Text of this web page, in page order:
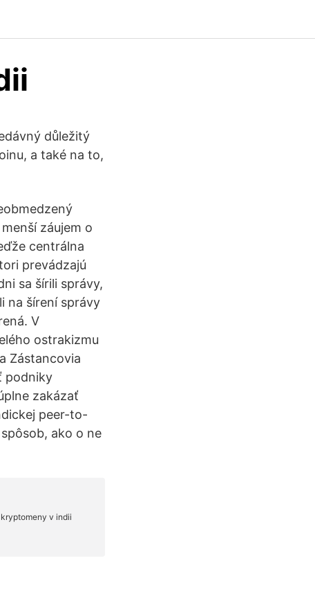
důležitý
a také na to,
záujem o
centrálna
prevádzajú
sa šírili správy,
na šírení správy
V
ostrakizmu
Zástancovia
podniky
zakázať
peer-to-
ako o ne